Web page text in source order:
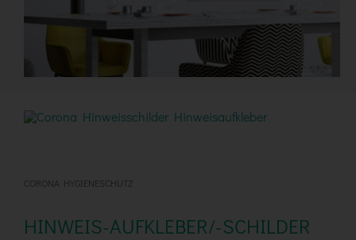
CORONA HYGIENESCHUTZ
HINWEIS-AUFKLEBER/-SCHILDER